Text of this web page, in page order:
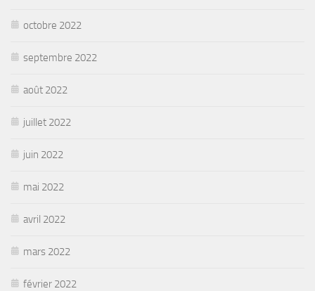
octobre 2022
septembre 2022
août 2022
juillet 2022
juin 2022
mai 2022
avril 2022
mars 2022
février 2022